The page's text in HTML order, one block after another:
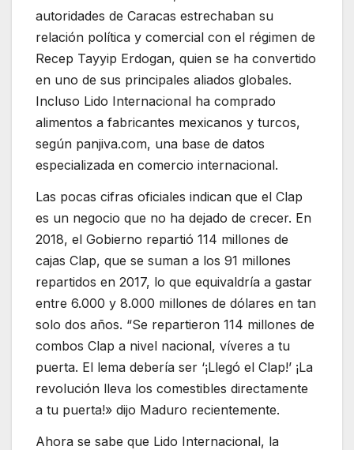
autoridades de Caracas estrechaban su
relación política y comercial con el régimen de
Recep Tayyip Erdogan, quien se ha convertido
en uno de sus principales aliados globales.
Incluso Lido Internacional ha comprado
alimentos a fabricantes mexicanos y turcos,
según panjiva.com, una base de datos
especializada en comercio internacional.
Las pocas cifras oficiales indican que el Clap
es un negocio que no ha dejado de crecer. En
2018, el Gobierno repartió 114 millones de
cajas Clap, que se suman a los 91 millones
repartidos en 2017, lo que equivaldría a gastar
entre 6.000 y 8.000 millones de dólares en tan
solo dos años. “Se repartieron 114 millones de
combos Clap a nivel nacional, víveres a tu
puerta. El lema debería ser ‘¡Llegó el Clap!’ ¡La
revolución lleva los comestibles directamente
a tu puerta!» dijo Maduro recientemente.
Ahora se sabe que Lido Internacional, la